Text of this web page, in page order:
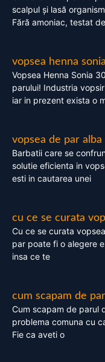
scalpul și lasă
Fără amoniac, testat
vopsea henna
Vopsea Henna Sonia
parului! Industria
iar in prezent exista o
vopsea de par
Barbatii care se
solutie eficienta in
esti in cautarea unei
cu ce se curata
Cu ce se curata
par poate fi o alegere
insa ce te
cum scapam de
Cum scapam de parul
problema comuna cu
Fie ca aveti o